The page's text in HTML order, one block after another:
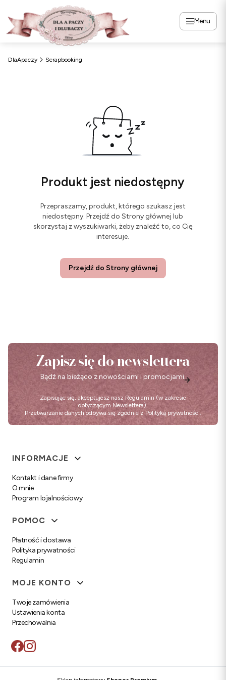
Menu
DlaApaczy Scrapbooking
Produkt jest niedostępny
Przepraszamy, produkt, którego szukasz jest
niedostępny. Przejdź do Strony głównej lub
skorzystaj z wyszukiwarki, żeby znaleźć to, co Cię
interesuje.
Przejdź do Strony głównej
Zapisz się do newslettera
Bądź na bieżąco z nowościami i promocjami.
Zapisując się, akceptujesz nasz Regulamin (w zakresie
dotyczącym Newslettera).
Przetwarzanie danych odbywa się zgodnie z Polityką prywatności.
Linki w stopce
INFORMACJE
Kontakt i dane firmy
O mnie
Program lojalnościowy
POMOC
Płatność i dostawa
Polityka prywatności
Regulamin
MOJE KONTO
Twoje zamówienia
Ustawienia konta
Przechowalnia